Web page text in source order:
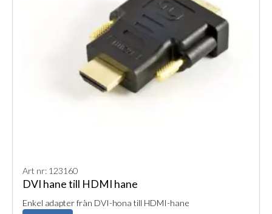
Art nr: 123160
DVI hane till HDMI hane
Enkel adapter från DVI-hona till HDMI-hane